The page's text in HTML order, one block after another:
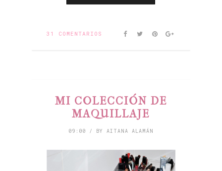
31 COMENTARIOS
MI COLECCIÓN DE
MAQUILLAJE
09:00 / BY AITANA ALAMÁN